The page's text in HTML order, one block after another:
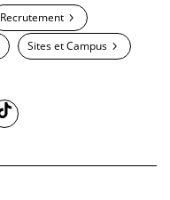
Recrutement
Sites et Campus